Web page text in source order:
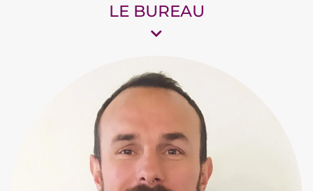
LE BUREAU